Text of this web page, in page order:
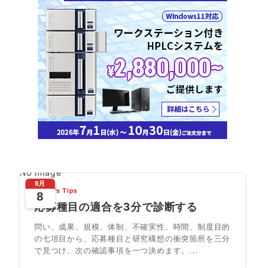
No Image
8月
8
Today's Tips
応募種目の適合を3分で診断する
問い、成果、規模、体制、不確実性、時間、制度目的
の七項目から、応募種目と研究構想の衝突箇所を三分
で見つけ、次の確認事項を一つ決めます。...